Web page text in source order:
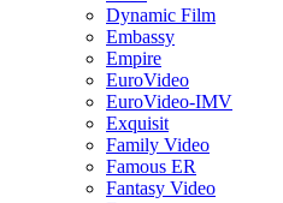
Dynamic Film
Embassy
Empire
EuroVideo
EuroVideo-IMV
Exquisit
Family Video
Famous ER
Fantasy Video